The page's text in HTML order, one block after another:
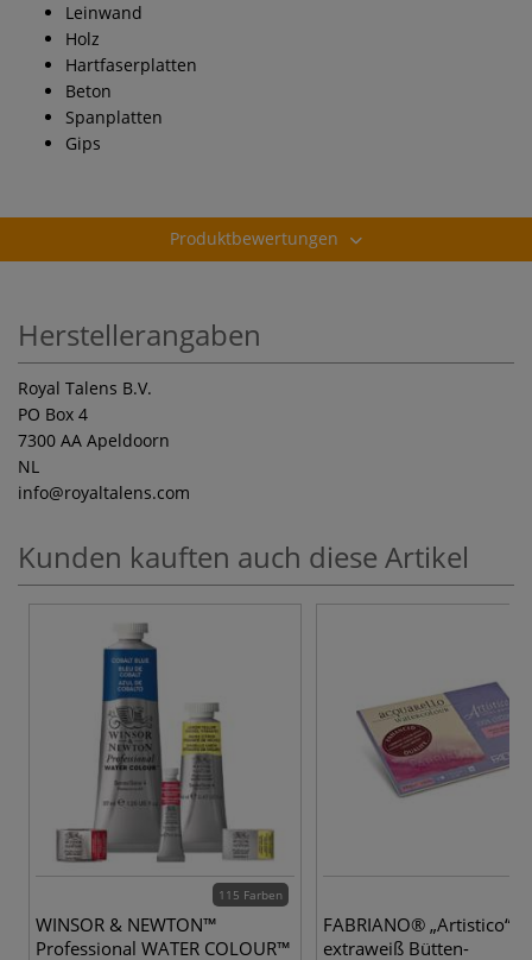
Leinwand
Holz
Hartfaserplatten
Beton
Spanplatten
Gips
Produktbewertungen
Herstellerangaben
Royal Talens B.V.
PO Box 4
7300 AA Apeldoorn
NL
info@royaltalens.com
Kunden kauften auch diese Artikel
115 Farben
WINSOR & NEWTON™
Professional WATER COLOUR™
FABRIANO® „Artistico“,
extraweiß Bütten-